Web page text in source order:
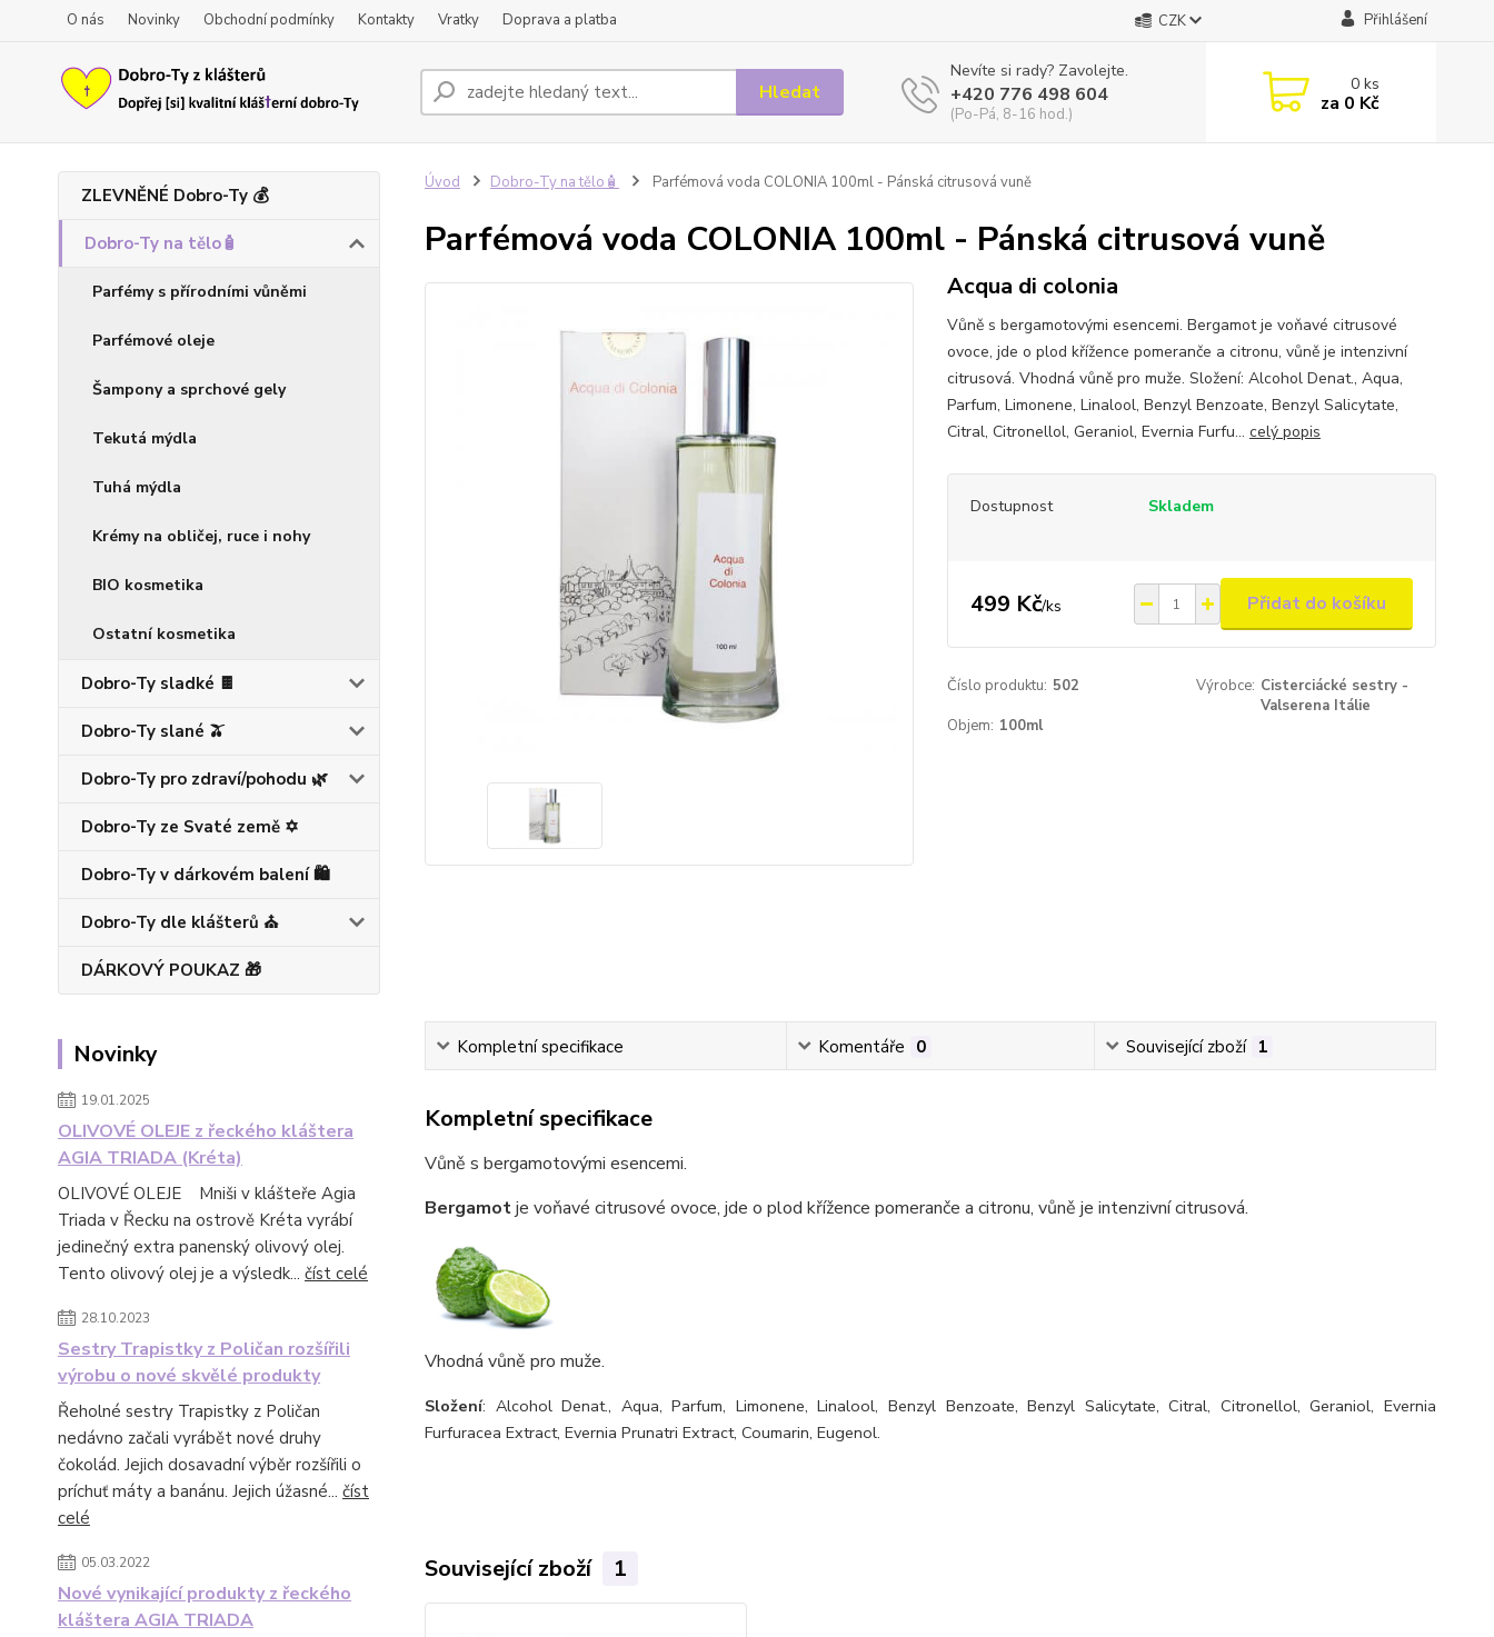
O nás Novinky Obchodní podmínky Kontakty Vratky Doprava a platba CZK Přihlášení
Hledat
Nevíte si rady? Zavolejte.
+420 776 498 604
(Po-Pá, 8-16 hod.)
0ks
za 0 Kč
ZLEVNĚNÉ Dobro-Ty 💰
Dobro-Ty na tělo🧴
Parfémy s přírodními vůněmi
Parfémové oleje
Šampony a sprchové gely
Tekutá mýdla
Tuhá mýdla
Krémy na obličej, ruce i nohy
BIO kosmetika
Ostatní kosmetika
Dobro-Ty sladké 🍫
Dobro-Ty slané 🫒
Dobro-Ty pro zdraví/pohodu 🌿
Dobro-Ty ze Svaté země ✡️
Dobro-Ty v dárkovém balení 🛍️
Dobro-Ty dle klášterů ⛪
DÁRKOVÝ POUKAZ 🎁
Novinky
19.01.2025
OLIVOVÉ OLEJE z řeckého kláštera
AGIA TRIADA (Kréta)
OLIVOVÉ OLEJE Mniši v klášteře Agia
Triada v Řecku na ostrově Kréta vyrábí
jedinečný extra panenský olivový olej.
Tento olivový olej je a výsledk... číst celé
28.10.2023
Sestry Trapistky z Poličan rozšířili
výrobu o nové skvělé produkty
Řeholné sestry Trapistky z Poličan
nedávno začali vyrábět nové druhy
čokolád. Jejich dosavadní výběr rozšířili o
príchuť máty a banánu. Jejich úžasné... číst
celé
05.03.2022
Nové vynikající produkty z řeckého
kláštera AGIA TRIADA
Úvod Dobro-Ty na tělo🧴 Parfémová voda COLONIA 100ml - Pánská citrusová vuně
Parfémová voda COLONIA 100ml - Pánská citrusová vuně
Acqua di colonia
Vůně s bergamotovými esencemi. Bergamot je voňavé citrusové
ovoce, jde o plod křížence pomeranče a citronu, vůně je intenzivní
citrusová. Vhodná vůně pro muže. Složení: Alcohol Denat., Aqua,
Parfum, Limonene, Linalool, Benzyl Benzoate, Benzyl Salicytate,
Citral, Citronellol, Geraniol, Evernia Furfu... celý popis
Dostupnost Skladem
499 Kč/ks Přidat do košíku
Číslo produktu: 502 Výrobce: Cisterciácké sestry -
Valserena Itálie
Objem: 100ml
Kompletní specifikace Komentáře 0 Související zboží 1
Kompletní specifikace
Vůně s bergamotovými esencemi.
Bergamotje voňavé citrusové ovoce, jde o plod křížence pomeranče a citronu, vůně je intenzivní citrusová.
Vhodná vůně pro muže.
Složení: Alcohol Denat., Aqua, Parfum, Limonene, Linalool, Benzyl Benzoate, Benzyl Salicytate, Citral, Citronellol, Geraniol, Evernia
Furfuracea Extract, Evernia Prunatri Extract, Coumarin, Eugenol.
Související zboží 1